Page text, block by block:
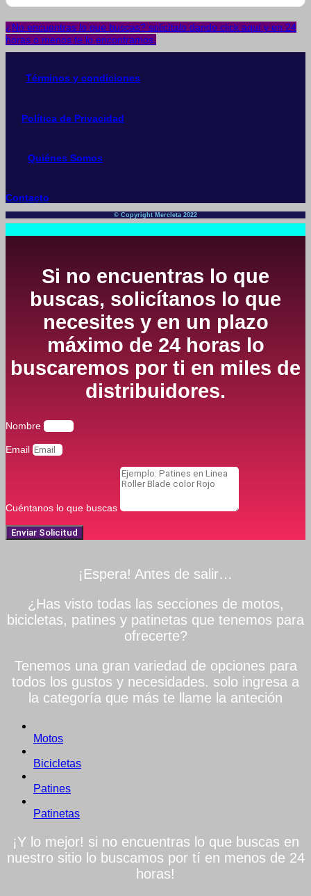
¿No encuentras lo que buscas? solicítalo dando click aquí y en 24
horas o menos te lo encontramos.
Términos y condiciones
Política de Privacidad
Quiénes Somos
Contacto
© Copyright Mercleta 2022
Si no encuentras lo que
buscas, solicítanos lo que
necesites y en un plazo
máximo de 24 horas lo
buscaremos por ti en miles de
distribuidores.
Nombre
Email
Cuéntanos lo que buscas
Enviar Solicitud
¡Espera! Antes de salir…
¿Has visto todas las secciones de motos,
bicicletas, patines y patinetas que tenemos para
ofrecerte?
Tenemos una gran variedad de opciones para
todos los gustos y necesidades. solo ingresa a
la categoría que más te llame la anteción
Motos
Bicicletas
Patines
Patinetas
¡Y lo mejor! si no encuentras lo que buscas en
nuestro sitio lo buscamos por tí en menos de 24
horas!